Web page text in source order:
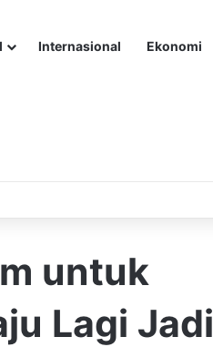
Internasional Ekonomi
untuk
Lagi Jadi